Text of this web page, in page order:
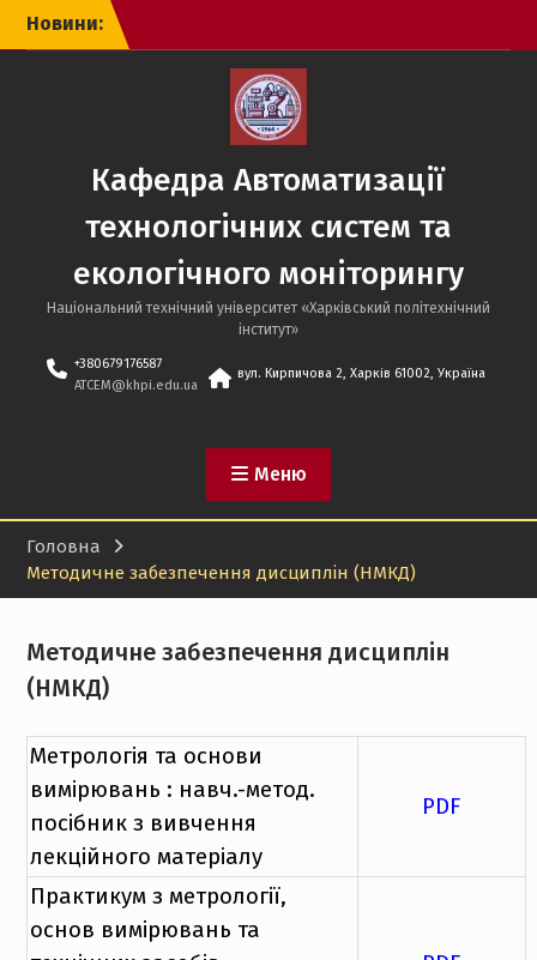
Перейти
Новини:
Кафедра Автоматизації
технологічних систем та
екологічного моніторингу
Національний технічний університет «Харківський політехнічний
iнститут»
+380679176587
ATCEM@khpi.edu.ua
вул. Кирпичова 2, Харків 61002, Україна
Меню
Головна
Методичне забезпечення дисциплін (НМКД)
Методичне забезпечення дисциплін
(НМКД)
Метрологія та основи
вимірювань : навч.-метод.
посібник з вивчення
лекційного матеріалу
PDF
Практикум з метрології,
основ вимірювань та